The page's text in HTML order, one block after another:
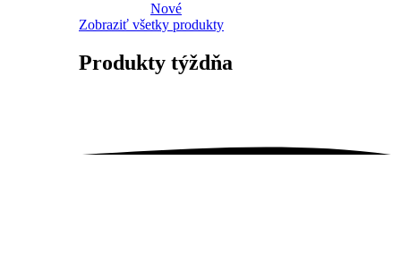
Nové
Zobraziť všetky produkty
Produkty týždňa